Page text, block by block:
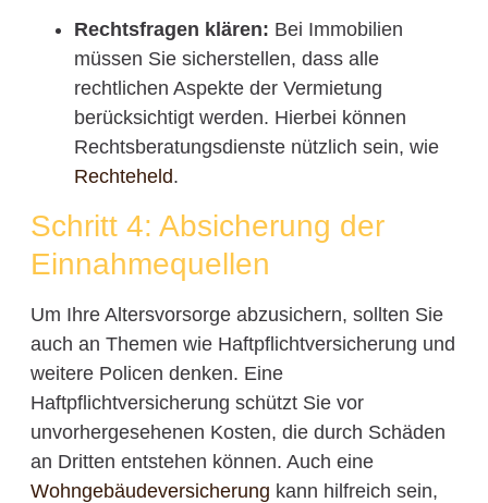
Rechtsfragen klären: Bei Immobilien
müssen Sie sicherstellen, dass alle
rechtlichen Aspekte der Vermietung
berücksichtigt werden. Hierbei können
Rechtsberatungsdienste nützlich sein, wie
Rechteheld.
Schritt 4: Absicherung der
Einnahmequellen
Um Ihre Altersvorsorge abzusichern, sollten Sie
auch an Themen wie Haftpflichtversicherung und
weitere Policen denken. Eine
Haftpflichtversicherung schützt Sie vor
unvorhergesehenen Kosten, die durch Schäden
an Dritten entstehen können. Auch eine
Wohngebäudeversicherung kann hilfreich sein,